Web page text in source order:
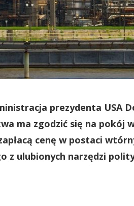
prezydenta USA
ma zgodzić się na pokój
cenę w postaci
z ulubionych narzędzi